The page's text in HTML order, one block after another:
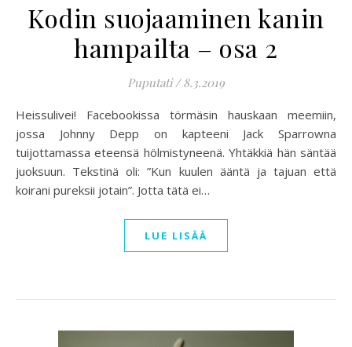
Kodin suojaaminen kanin
hampailta – osa 2
Puputati / 8.3.2019
Heissulivei! Facebookissa törmäsin hauskaan meemiin,
jossa Johnny Depp on kapteeni Jack Sparrowna
tuijottamassa eteensä hölmistyneenä. Yhtäkkiä hän säntää
juoksuun. Tekstinä oli: ”Kun kuulen ääntä ja tajuan että
koirani pureksii jotain”. Jotta tätä ei…
LUE LISÄÄ